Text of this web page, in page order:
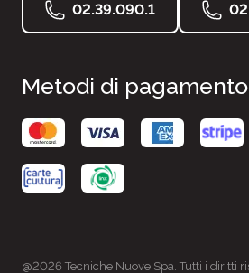
02.39.090.1
Metodi di pagamento
@2026 Tecniche Nuove Spa. Tutti i diritti